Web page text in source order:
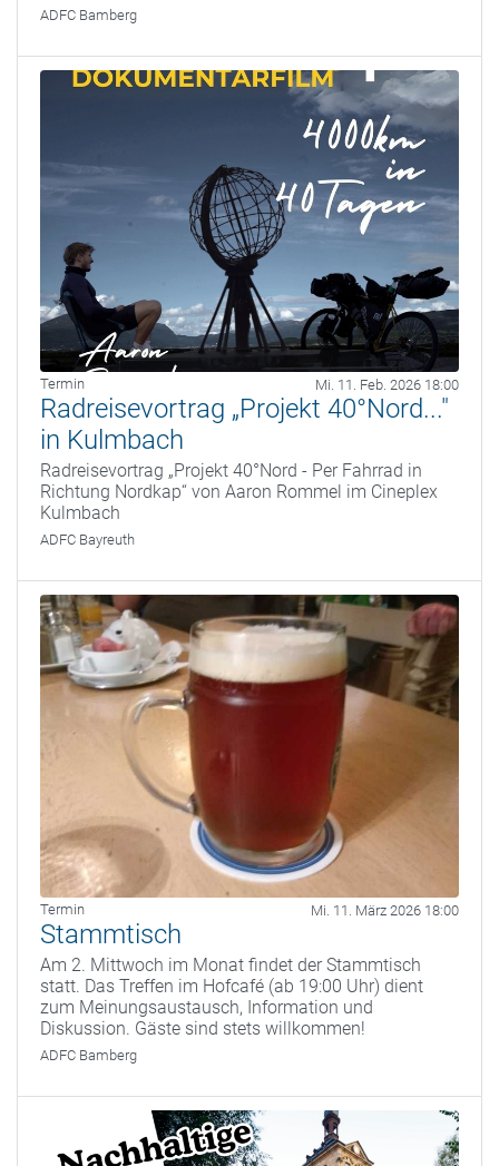
ADFC Bamberg
Termin Mi. 11. Feb. 2026 18:00
Radreisevortrag „Projekt 40°Nord..."
in Kulmbach
Radreisevortrag „Projekt 40°Nord - Per Fahrrad in
Richtung Nordkap“ von Aaron Rommel im Cineplex
Kulmbach
ADFC Bayreuth
Termin Mi. 11. März 2026 18:00
Stammtisch
Am 2. Mittwoch im Monat findet der Stammtisch
statt. Das Treffen im Hofcafé (ab 19:00 Uhr) dient
zum Meinungsaustausch, Information und
Diskussion. Gäste sind stets willkommen!
ADFC Bamberg